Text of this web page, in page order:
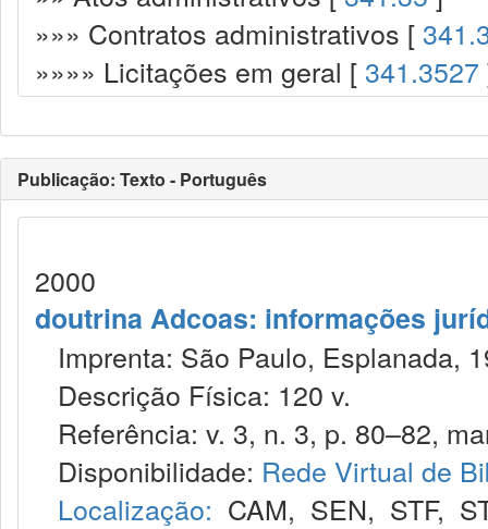
»»» Contratos administrativos [
»»»» Licitações em geral [ 341.3527
Publicação: Texto - Português
2000
doutrina Adcoas: informações
Imprenta: São Paulo, Esplanada,
Descrição Física: 120 v.
Referência: v. 3, n. 3, p. 80–82,
Disponibilidade: Rede Virtual de
Localização: CAM, SEN, STF,